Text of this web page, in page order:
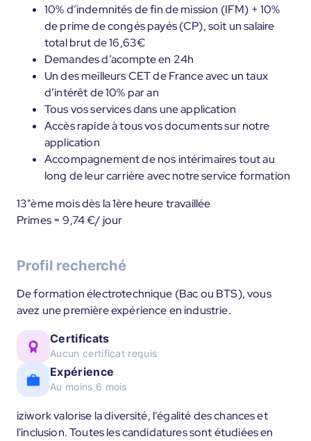
10% d’indemnités de fin de mission (IFM) + 10%
de prime de congés payés (CP), soit un salaire
total brut de 16,63€
Demandes d’acompte en 24h
Un des meilleurs CET de France avec un taux
d’intérêt de 10% par an
Tous vos services dans une application
Accès rapide à tous vos documents sur notre
application
Accompagnement de nos intérimaires tout au
long de leur carrière avec notre service formation
13"ème mois dès la 1ère heure travaillée
Primes = 9,74 €/ jour
Profil recherché
De formation électrotechnique (Bac ou BTS), vous
avez une première expérience en industrie.
Certificats
Aucun certificat requis
Expérience
Au moins 6 mois
iziwork valorise la diversité, l'égalité des chances et
l'inclusion. Toutes les candidatures sont étudiées en